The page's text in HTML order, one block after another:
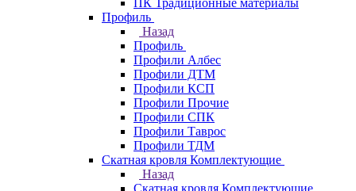
ПК Традиционные материалы
Профиль
Назад
Профиль
Профили Албес
Профили ДТМ
Профили КСП
Профили Прочие
Профили СПК
Профили Таврос
Профили ТДМ
Скатная кровля Комплектующие
Назад
Скатная кровля Комплектующие